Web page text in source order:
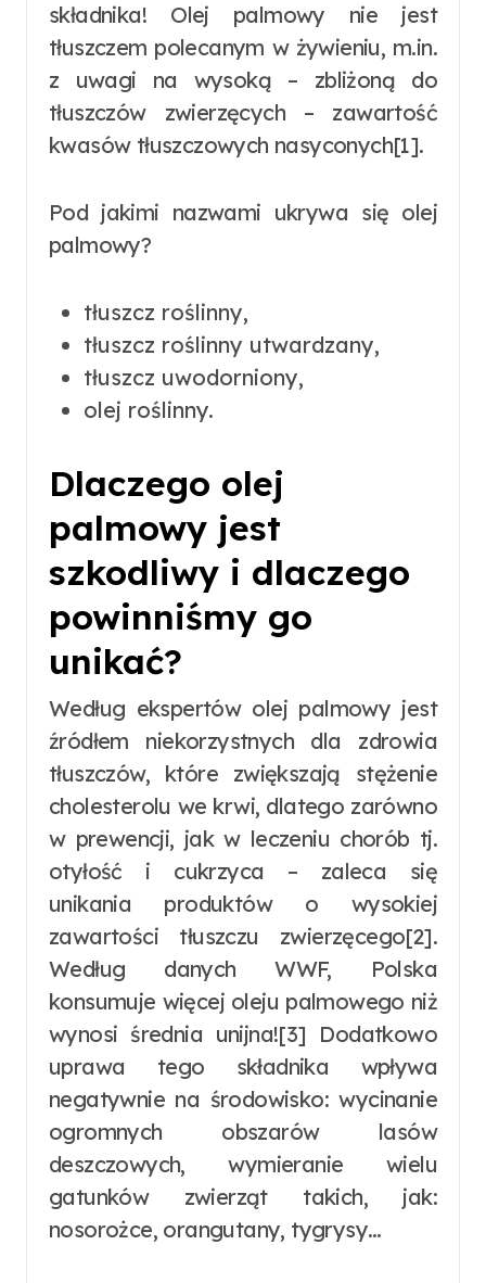
składnika! Olej palmowy nie jest
tłuszczem polecanym w żywieniu, m.in.
z uwagi na wysoką – zbliżoną do
tłuszczów zwierzęcych – zawartość
kwasów tłuszczowych nasyconych[1].
Pod jakimi nazwami ukrywa się olej
palmowy?
tłuszcz roślinny,
tłuszcz roślinny utwardzany,
tłuszcz uwodorniony,
olej roślinny.
Dlaczego olej
palmowy jest
szkodliwy i dlaczego
powinniśmy go
unikać?
Według ekspertów olej palmowy jest
źródłem niekorzystnych dla zdrowia
tłuszczów, które zwiększają stężenie
cholesterolu we krwi, dlatego zarówno
w prewencji, jak w leczeniu chorób tj.
otyłość i cukrzyca – zaleca się
unikania produktów o wysokiej
zawartości tłuszczu zwierzęcego[2].
Według danych WWF, Polska
konsumuje więcej oleju palmowego niż
wynosi średnia unijna![3] Dodatkowo
uprawa tego składnika wpływa
negatywnie na środowisko: wycinanie
ogromnych obszarów lasów
deszczowych, wymieranie wielu
gatunków zwierząt takich, jak:
nosorożce, orangutany, tygrysy…